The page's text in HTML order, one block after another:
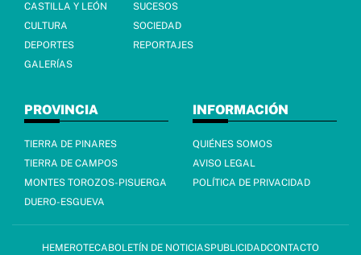
CASTILLA Y LEÓN
SUCESOS
CULTURA
SOCIEDAD
DEPORTES
REPORTAJES
GALERÍAS
PROVINCIA
TIERRA DE PINARES
TIERRA DE CAMPOS
MONTES TOROZOS-PISUERGA
DUERO-ESGUEVA
INFORMACIÓN
QUIÉNES SOMOS
AVISO LEGAL
POLÍTICA DE PRIVACIDAD
HEMEROTECABOLETÍN DE NOTICIASPUBLICIDADCONTACTO